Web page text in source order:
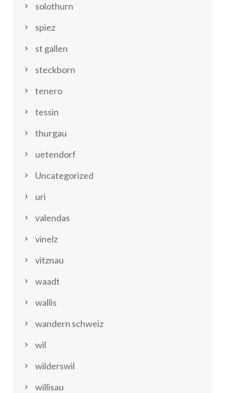
solothurn
spiez
st gallen
steckborn
tenero
tessin
thurgau
uetendorf
Uncategorized
uri
valendas
vinelz
vitznau
waadt
wallis
wandern schweiz
wil
wilderswil
willisau